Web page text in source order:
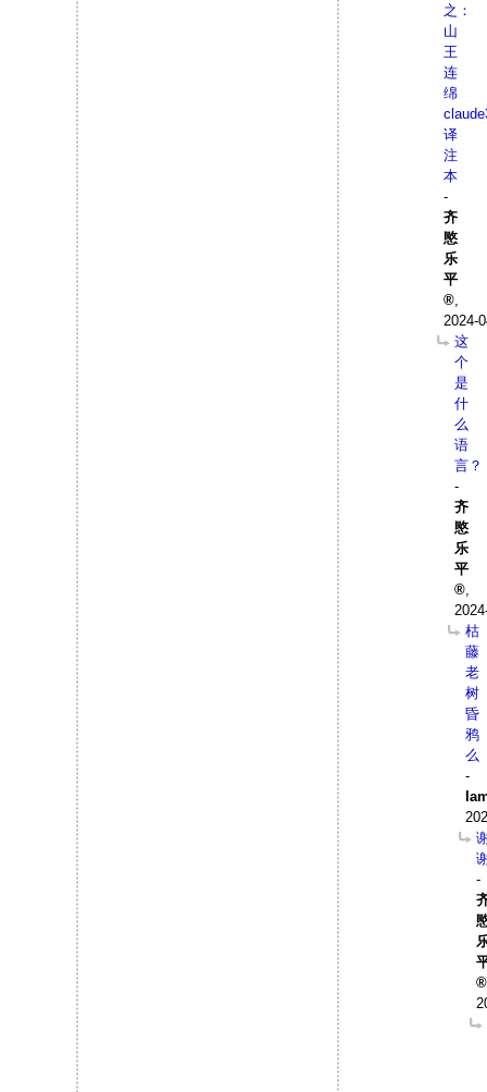
之：
山
王
连
绵
译
注
本
-
齐
愍
乐
平
2024-
这
个
是
什
么
语
言？
-
齐
愍
乐
平
枯
藤
老
树
昏
鸦
么
-
-